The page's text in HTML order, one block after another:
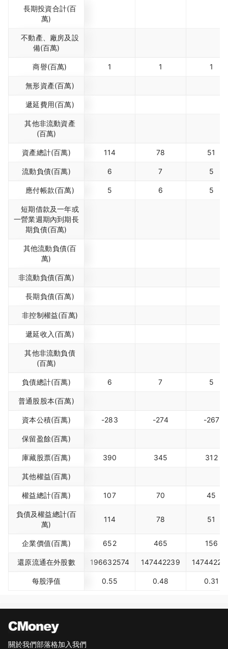
長期投資合計(百
萬)
不動產、廠房及設
備(百萬)
商譽(百萬) 1 1 1
無形資產(百萬)
遞延費用(百萬)
其他非流動資產
(百萬)
資產總計(百萬) 114 78 51
流動負債(百萬) 6 7 5
應付帳款(百萬) 5 6 5
短期借款及一年或
一營業週期內到期長
期負債(百萬)
其他流動負債(百
萬)
非流動負債(百萬)
長期負債(百萬)
非控制權益(百萬)
遞延收入(百萬)
其他非流動負債
(百萬)
負債總計(百萬) 6 7 5
普通股股本(百萬)
資本公積(百萬) -283 -274 -267
保留盈餘(百萬)
庫藏股票(百萬) 390 345 312
其他權益(百萬)
權益總計(百萬) 107 70 45
負債及權益總計(百
萬)
114 78 51
企業價值(百萬) 652 465 156
還原流通在外股數 196632574 147442239
每股淨值 0.55 0.48 0.31
關於我們部落格加入我們